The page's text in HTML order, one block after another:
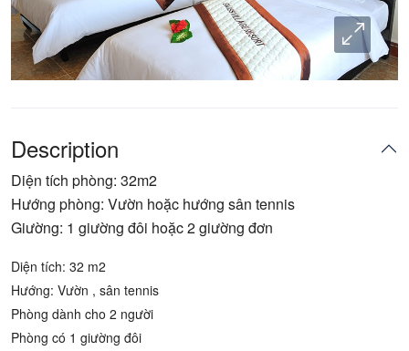
Description
Diện tích phòng: 32m2
Hướng phòng: Vườn hoặc hướng sân tennis
Giường: 1 giường đôi hoặc 2 giường đơn
Diện tích: 32 m2
Hướng: Vườn , sân tennis
Phòng dành cho 2 người
Phòng có 1 giường đôi